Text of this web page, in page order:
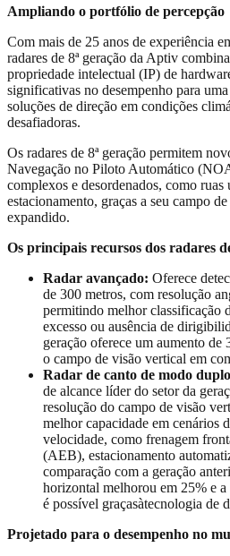
Ampliando o portfólio de percepção
Com mais de 25 anos de experiência
radares de 8ª geração da Aptiv
propriedade intelectual (IP) de
significativas no desempenho para
soluções de direção em condições
desafiadoras.
Os radares de 8ª geração permitem
Navegação no Piloto Automático
complexos e desordenados, como ruas
estacionamento, graças a seu campo
expandido.
Os principais recursos dos radares
Radar avançado: Oferece
de 300 metros, com resolução
permitindo melhor classificação
excesso ou ausência de
geração oferece um aumento de
o campo de visão vertical em
Radar de canto de modo
de alcance líder do setor da
resolução do campo de visão
melhor capacidade em cenários
velocidade, como frenagem
(AEB), estacionamento
comparação com a geração
horizontal melhorou em 25% e
é possível graçasàtecnologia de
Projetado para o desempenho no